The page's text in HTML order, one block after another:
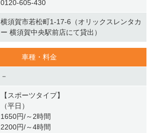
0120-605-430
横須賀市若松町1-17-6（オリックスレンタカ
ー 横須賀中央駅前店にて貸出）
車種・料金
－
【スポーツタイプ】
（平日）
1650円/～2時間
2200円/～4時間